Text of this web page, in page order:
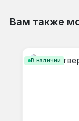
Вам также
В наличии